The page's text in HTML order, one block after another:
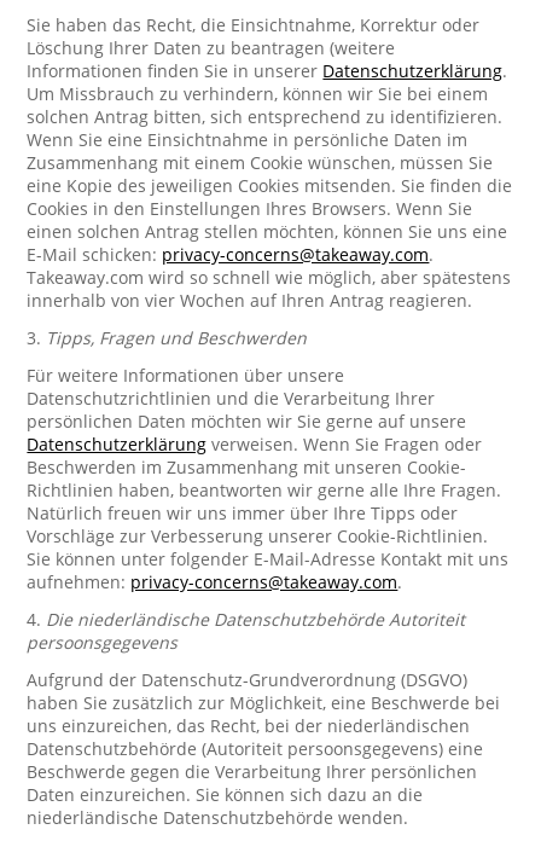
Sie haben das Recht, die Einsichtnahme, Korrektur oder
Löschung Ihrer Daten zu beantragen (weitere
Informationen finden Sie in unserer Datenschutzerklärung.
Um Missbrauch zu verhindern, können wir Sie bei einem
solchen Antrag bitten, sich entsprechend zu identifizieren.
Wenn Sie eine Einsichtnahme in persönliche Daten im
Zusammenhang mit einem Cookie wünschen, müssen Sie
eine Kopie des jeweiligen Cookies mitsenden. Sie finden die
Cookies in den Einstellungen Ihres Browsers. Wenn Sie
einen solchen Antrag stellen möchten, können Sie uns eine
E-Mail schicken: privacy-concerns@takeaway.com.
Takeaway.com wird so schnell wie möglich, aber spätestens
innerhalb von vier Wochen auf Ihren Antrag reagieren.
3. Tipps, Fragen und Beschwerden
Für weitere Informationen über unsere
Datenschutzrichtlinien und die Verarbeitung Ihrer
persönlichen Daten möchten wir Sie gerne auf unsere
Datenschutzerklärung verweisen. Wenn Sie Fragen oder
Beschwerden im Zusammenhang mit unseren Cookie-
Richtlinien haben, beantworten wir gerne alle Ihre Fragen.
Natürlich freuen wir uns immer über Ihre Tipps oder
Vorschläge zur Verbesserung unserer Cookie-Richtlinien.
Sie können unter folgender E-Mail-Adresse Kontakt mit uns
aufnehmen: privacy-concerns@takeaway.com.
4. Die niederländische Datenschutzbehörde Autoriteit
persoonsgegevens
Aufgrund der Datenschutz-Grundverordnung (DSGVO)
haben Sie zusätzlich zur Möglichkeit, eine Beschwerde bei
uns einzureichen, das Recht, bei der niederländischen
Datenschutzbehörde (Autoriteit persoonsgegevens) eine
Beschwerde gegen die Verarbeitung Ihrer persönlichen
Daten einzureichen. Sie können sich dazu an die
niederländische Datenschutzbehörde wenden.